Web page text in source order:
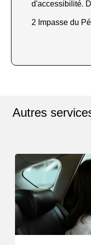
d'accessibilité.
2 Impasse du
Autres